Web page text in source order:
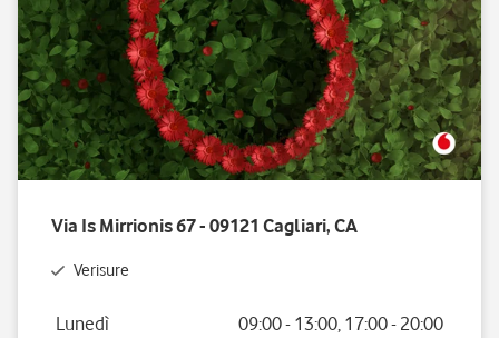
Via Is Mirrionis 67 - 09121 Cagliari, CA
Verisure
Giorno della settimanaOrario
Lunedì 09:00- 13:00 17:00- 20:00